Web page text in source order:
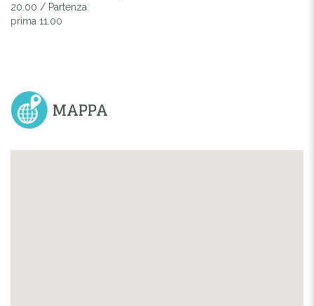
20.00 / Partenza
prima 11.00
MAPPA